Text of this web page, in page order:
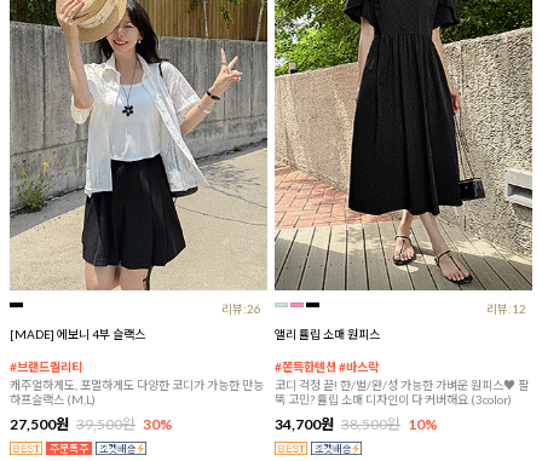
리뷰:26
[MADE] 에보니 4부 슬랙스
#브랜드퀄리티
캐주얼하게도, 포멀하게도 다양한 코디가 가능한 만능
하프슬랙스 (M,L)
27,500원 39,500원 30%
리뷰:12
앨리 튤립 소매 원피스
#쫀득한텐션 #바스락
코디 걱정 끝! 한/벌/완/성 가능한 가벼운 원피스♥ 팔
뚝 고민? 튤립 소매 디자인이 다 커버해요 (3color)
34,700원 38,500원 10%